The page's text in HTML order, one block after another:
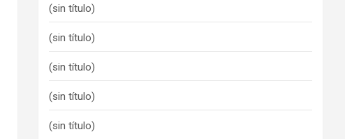
(sin título)
(sin título)
(sin título)
(sin título)
(sin título)